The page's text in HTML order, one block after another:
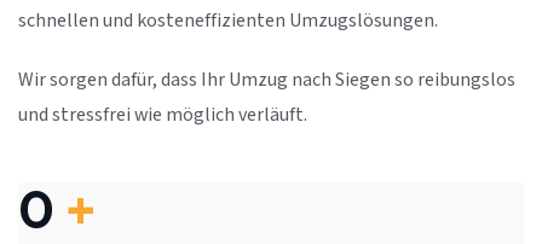
schnellen und kosteneffizienten Umzugslösungen.
Wir sorgen dafür, dass Ihr Umzug nach Siegen so reibungslos
und stressfrei wie möglich verläuft.
0 +